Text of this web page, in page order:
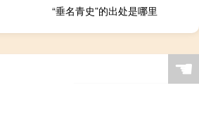
“垂名青史”的出处是哪里
☚